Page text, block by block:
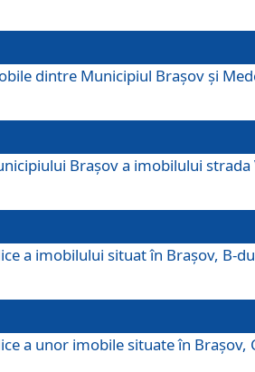
dintre Municipiul Brașov și
Braşov a imobilului strada
a imobilului situat în Brașov, B-
a unor imobile situate în Braşov,